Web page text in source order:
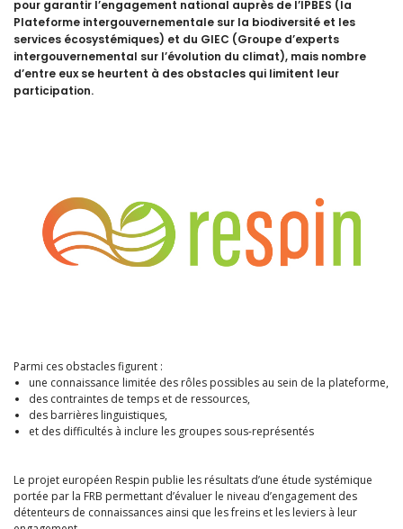
pour garantir l’engagement national auprès de l’IPBES (la
Plateforme intergouvernementale sur la biodiversité et les
services écosystémiques) et du GIEC (Groupe d’experts
intergouvernemental sur l’évolution du climat), mais nombre
d’entre eux se heurtent à des obstacles qui limitent leur
participation.
Parmi ces obstacles figurent :
une connaissance limitée des rôles possibles au sein de la plateforme,
des contraintes de temps et de ressources,
des barrières linguistiques,
et des difficultés à inclure les groupes sous-représentés
Le projet européen Respin publie les résultats d’une étude systémique
portée par la FRB permettant d’évaluer le niveau d’engagement des
détenteurs de connaissances ainsi que les freins et les leviers à leur